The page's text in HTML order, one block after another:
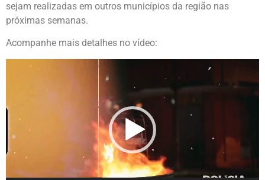
sejam realizadas em outros municípios da região nas
próximas semanas.
Acompanhe mais detalhes no vídeo:
Tocador